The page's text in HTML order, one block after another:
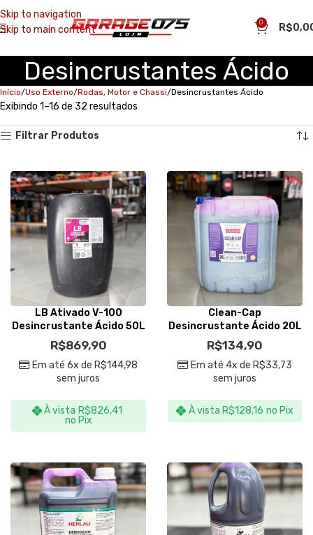
Skip to navigation
Skip to main content
0 R$
Desincrustantes Ácido
Início Uso Externo Rodas, Motor e Chassi Desincrustantes Ácido
Exibindo 1–16 de 32 resultados
Filtrar Produtos
LB Ativado V-100
Desincrustante Ácido 50L
– Visão Química
R$869,90
Em até 6x de R$144,98
sem juros
À vista R$826,41
no Pix
Clean-Cap
Desincrustante Ácido 20L
– Magil Clean
R$134,90
Em até 4x de R$33,73
sem juros
À vista R$128,16 no Pix